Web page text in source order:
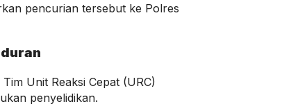
pencurian tersebut ke Polres
Unit Reaksi Cepat (URC)
penyelidikan.